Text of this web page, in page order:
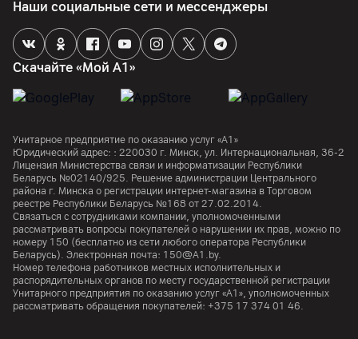
Скачайте «Мой А1»
Наши социальные сети и мессенджеры
Унитарное предприятие по оказанию услуг «А1»
Юридический адрес: : 220030 г. Минск, ул. Интернациональная, 36-2
Лицензия Министерства связи и информатизации Республики
Беларусь №02140/925. Решение администрации Центрального
района г. Минска о регистрации интернет-магазина в Торговом
реестре Республики Беларусь №168 от 27.02.2014.
Связаться с сотрудниками компании, уполномоченными
рассматривать вопросы покупателей о нарушении их прав, можно по
номеру 150 (бесплатно из сети любого оператора Республики
Беларусь). Электронная почта: 150@A1.by.
Номер телефона работников местных исполнительных и
распорядительных органов по месту государственной регистрации
Унитарного предприятия по оказанию услуг «А1», уполномоченных
рассматривать обращения покупателей: +375 17 374 01 46.